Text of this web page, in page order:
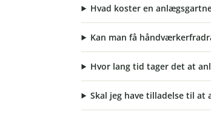
Hvad koster en
Kan man få
Hvor lang tid tager det at
Skal jeg have tilladelse til